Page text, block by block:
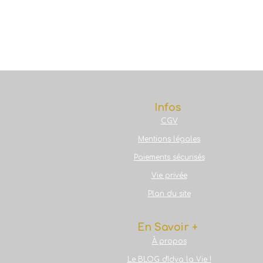
Infos
CGV
Mentions légales
Paiements sécurisés
Vie privée
Plan du site
En Savoir +
À propos
Le BLOG d'Idya la Vie !